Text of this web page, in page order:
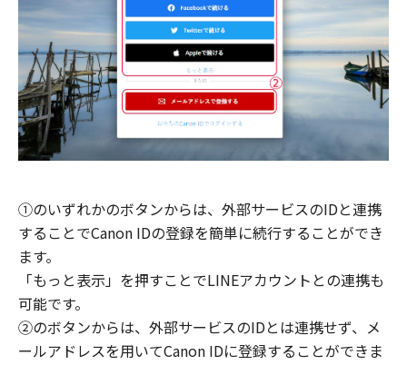
①のいずれかのボタンからは、外部サービスのIDと連携
することでCanon IDの登録を簡単に続行することができ
ます。
「もっと表示」を押すことでLINEアカウントとの連携も
可能です。
②のボタンからは、外部サービスのIDとは連携せず、メ
ールアドレスを用いてCanon IDに登録することができま